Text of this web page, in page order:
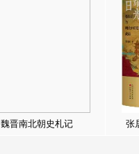
魏晋南北朝史札记 张